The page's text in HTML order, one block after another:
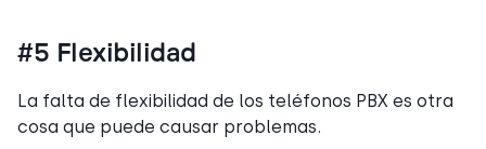
#5 Flexibilidad
La falta de flexibilidad de los teléfonos PBX es otra
cosa que puede causar problemas.